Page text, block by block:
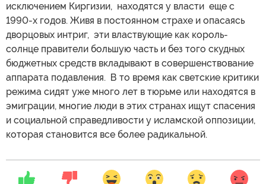
исключением Киргизии, находятся у власти еще с
1990-х годов. Живя в постоянном страхе и опасаясь
дворцовых интриг, эти властвующие как король-
солнце правители большую часть и без того скудных
бюджетных средств вкладывают в совершенствование
аппарата подавления. В то время как светские критики
режима сидят уже много лет в тюрьме или находятся в
эмиграции, многие люди в этих странах ищут спасения
и социальной справедливости у исламской оппозиции,
которая становится все более радикальной.